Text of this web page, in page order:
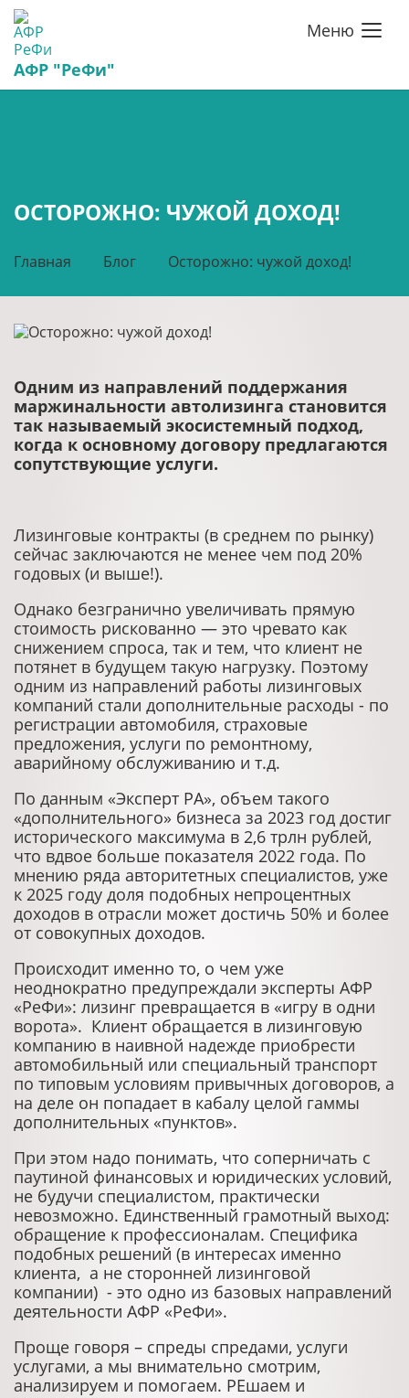
АФР "РеФи"
Меню
ОСТОРОЖНО: ЧУЖОЙ ДОХОД!
Главная Блог Осторожно: чужой доход!
Одним из направлений поддержания
маржинальности автолизинга становится
так называемый экосистемный подход,
когда к основному договору предлагаются
сопутствующие услуги.
Лизинговые контракты (в среднем по рынку)
сейчас заключаются не менее чем под 20%
годовых (и выше!).
Однако безгранично увеличивать прямую
стоимость рискованно — это чревато как
снижением спроса, так и тем, что клиент не
потянет в будущем такую нагрузку. Поэтому
одним из направлений работы лизинговых
компаний стали дополнительные расходы - по
регистрации автомобиля, страховые
предложения, услуги по ремонтному,
аварийному обслуживанию и т.д.
По данным «Эксперт РА», объем такого
«дополнительного» бизнеса за 2023 год достиг
исторического максимума в 2,6 трлн рублей,
что вдвое больше показателя 2022 года. По
мнению ряда авторитетных специалистов, уже
к 2025 году доля подобных непроцентных
доходов в отрасли может достичь 50% и более
от совокупных доходов.
Происходит именно то, о чем уже
неоднократно предупреждали эксперты АФР
«РеФи»: лизинг превращается в «игру в одни
ворота». Клиент обращается в лизинговую
компанию в наивной надежде приобрести
автомобильный или специальный транспорт
по типовым условиям привычных договоров, а
на деле он попадает в кабалу целой гаммы
дополнительных «пунктов».
При этом надо понимать, что соперничать с
паутиной финансовых и юридических условий,
не будучи специалистом, практически
невозможно. Единственный грамотный выход:
обращение к профессионалам. Специфика
подобных решений (в интересах именно
клиента, а не сторонней лизинговой
компании) - это одно из базовых направлений
деятельности АФР «РеФи».
Проще говоря – спреды спредами, услуги
услугами, а мы внимательно смотрим,
анализируем и помогаем. РЕшаем и